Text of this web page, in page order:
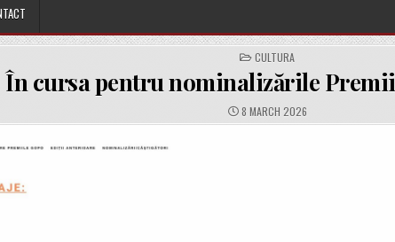
POSTED
IN
CULTURA
În cursa pentru nominalizările
PUBLISHED
DATE:
8 MARCH 2026